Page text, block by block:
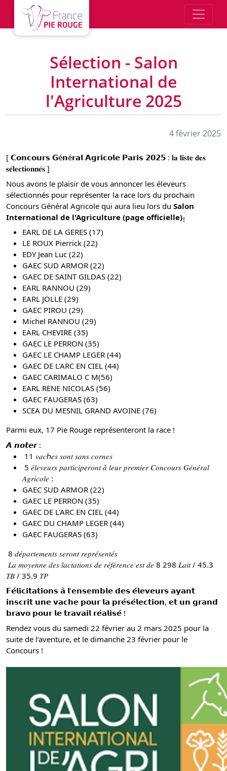
Aller au contenu principal
Sélection - Salon
International de
l'Agriculture 2025
4 février 2025
[ 𝗖𝗼𝗻𝗰𝗼𝘂𝗿𝘀 𝗚é𝗻é𝗿𝗮𝗹 𝗔𝗴𝗿𝗶𝗰𝗼𝗹𝗲 𝗣𝗮𝗿𝗶𝘀 𝟮𝟬𝟮𝟱 : 𝐥𝐚 𝐥𝐢𝐬𝐭𝐞 𝐝𝐞𝐬
𝐬𝐞́𝐥𝐞𝐜𝐭𝐢𝐨𝐧𝐧𝐞́𝐬 ]
Nous avons le plaisir de vous annoncer les éleveurs
sélectionnés pour représenter la race lors du prochain
Concours Général Agricole qui aura lieu lors du Salon
International de l'Agriculture (page officielle)!
EARL DE LA GERES (17)
LE ROUX Pierrick (22)
EDY Jean Luc (22)
GAEC SUD ARMOR (22)
GAEC DE SAINT GILDAS (22)
EARL RANNOU (29)
EARL JOLLE (29)
GAEC PIROU (29)
Michel RANNOU (29)
EARL CHEVIRE (35)
GAEC LE PERRON (35)
GAEC LE CHAMP LEGER (44)
GAEC DE L'ARC EN CIEL (44)
GAEC CARIMALO C M(56)
EARL RENE NICOLAS (56)
GAEC FAUGERAS (63)
SCEA DU MESNIL GRAND AVOINE (76)
Parmi eux, 17 Pie Rouge représenteront la race !
𝘼 𝙣𝙤𝙩𝙚𝙧 :
11 𝑣𝑎𝑐ℎ𝑒𝑠 𝑠𝑜𝑛𝑡 𝑠𝑎𝑛𝑠 𝑐𝑜𝑟𝑛𝑒𝑠
5 𝑒́𝑙𝑒𝑣𝑒𝑢𝑟𝑠 𝑝𝑎𝑟𝑡𝑖𝑐𝑖𝑝𝑒𝑟𝑜𝑛𝑡 𝑎̀ 𝑙𝑒𝑢𝑟 𝑝𝑟𝑒𝑚𝑖𝑒𝑟 𝐶𝑜𝑛𝑐𝑜𝑢𝑟𝑠 𝐺𝑒́𝑛𝑒́𝑟𝑎𝑙
𝐴𝑔𝑟𝑖𝑐𝑜𝑙𝑒 :
GAEC SUD ARMOR (22)
GAEC LE PERRON (35)
GAEC DE L'ARC EN CIEL (44)
GAEC DU CHAMP LEGER (44)
GAEC FAUGERAS (63)
8 𝑑𝑒́𝑝𝑎𝑟𝑡𝑒𝑚𝑒𝑛𝑡𝑠 𝑠𝑒𝑟𝑜𝑛𝑡 𝑟𝑒𝑝𝑟𝑒́𝑠𝑒𝑛𝑡𝑒́𝑠
𝐿𝑎 𝑚𝑜𝑦𝑒𝑛𝑛𝑒 𝑑𝑒𝑠 𝑙𝑎𝑐𝑡𝑎𝑡𝑖𝑜𝑛𝑠 𝑑𝑒 𝑟𝑒́𝑓𝑒́𝑟𝑒𝑛𝑐𝑒 𝑒𝑠𝑡 𝑑𝑒 8 298 𝐿𝑎𝑖𝑡 / 45.3
𝑇𝐵 / 35.9 𝑇𝑃
𝗙𝗲́𝗹𝗶𝗰𝗶𝘁𝗮𝘁𝗶𝗼𝗻𝘀 𝗮̀ 𝗹’𝗲𝗻𝘀𝗲𝗺𝗯𝗹𝗲 𝗱𝗲𝘀 𝗲́𝗹𝗲𝘃𝗲𝘂𝗿𝘀 𝗮𝘆𝗮𝗻𝘁
𝗶𝗻𝘀𝗰𝗿𝗶𝘁 𝘂𝗻𝗲 𝘃𝗮𝗰𝗵𝗲 𝗽𝗼𝘂𝗿 𝗹𝗮 𝗽𝗿𝗲́𝘀𝗲́𝗹𝗲𝗰𝘁𝗶𝗼𝗻, 𝗲𝘁 𝘂𝗻 𝗴𝗿𝗮𝗻𝗱
𝗯𝗿𝗮𝘃𝗼 𝗽𝗼𝘂𝗿 𝗹𝗲 𝘁𝗿𝗮𝘃𝗮𝗶𝗹 𝗿𝗲́𝗮𝗹𝗶𝘀𝗲́ !
Rendez vous du samedi 22 février au 2 mars 2025 pour la
suite de l’aventure, et le dimanche 23 février pour le
Concours !